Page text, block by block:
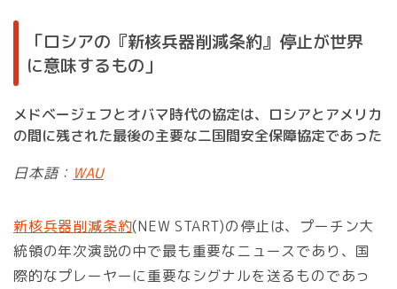
「ロシアの『新核兵器削減条約』停止が世界
に意味するもの」
メドベージェフとオバマ時代の協定は、ロシアとアメリカ
の間に残された最後の主要な二国間安全保障協定であった
日本語： WAU
新核兵器削減条約(NEW START)の停止は、プーチン大
統領の年次演説の中で最も重要なニュースであり、国
際的なプレーヤーに重要なシグナルを送るものであっ